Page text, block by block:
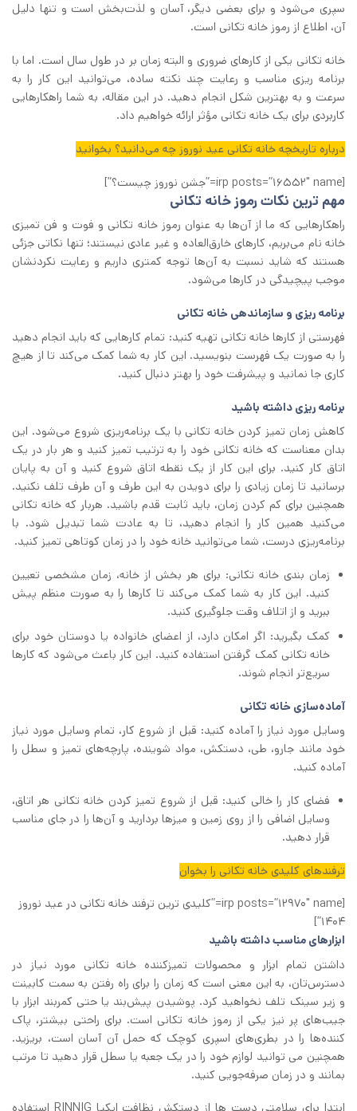
سپری می‌شود و برای بعضی دیگر، آسان و لذت‌بخش است و تنها دلیل
آن، اطلاع از رموز خانه تکانی است.
خانه‌ تکانی یکی از کارهای ضروری و البته زمان ‌بر در طول سال است. اما با
برنامه ‌ریزی مناسب و رعایت چند نکته ساده، می‌توانید این کار را به
سرعت و به بهترین شکل انجام دهید. در این مقاله، به شما راهکارهایی
کاربردی برای یک خانه‌ تکانی مؤثر ارائه خواهیم داد.
درباره تاریخچه خانه تکانی عید نوروز چه می‌دانید؟ بخوانید
[irp posts=”16552″ name=”جشن نوروز چیست؟”]
مهم‌ ترین نکات رموز خانه‌ تکانی
راهکارهایی که ما از آن‌ها به عنوان رموز خانه تکانی و فوت ‌و فن تمیزی
خانه نام می‌بریم، کارهای خارق‌العاده و غیر عادی نیستند؛ تنها نکاتی جزئی
هستند که شاید نسبت به آن‌ها توجه کمتری داریم و رعایت نکردنشان
موجب پیچیدگی در کارها می‌شود.
برنامه ‌ریزی و سازماندهی خانه تکانی
فهرستی از کارها خانه‌ تکانی تهیه کنید: تمام کارهایی که باید انجام دهید
را به صورت یک فهرست بنویسید. این کار به شما کمک می‌کند تا از هیچ
کاری جا نمانید و پیشرفت خود را بهتر دنبال کنید.
برنامه‌ ریزی داشته باشید
کاهش زمان تمیز کردن خانه‌ تکانی با یک برنامه‌ریزی شروع می‌شود. این
بدان معناست که خانه‌ تکانی خود را به ترتیب تمیز کنید و هر بار در یک
اتاق کار کنید. برای این کار از یک نقطه اتاق شروع کنید و آن به پایان
برسانید تا زمان زیادی را برای دویدن به این طرف و آن طرف تلف نکنید.
همچنین برای کم کردن زمان، باید ثابت ‌قدم باشید. هربار که خانه‌ تکانی
می‌کنید همین کار را انجام ‌دهید، تا به عادت شما تبدیل شود. با
برنامه‌ریزی درست، شما می‌توانید خانه خود را در زمان کوتاهی تمیز کنید.
زمان ‌بندی خانه‌ تکانی: برای هر بخش از خانه، زمان مشخصی تعیین
کنید. این کار به شما کمک می‌کند تا کارها را به صورت منظم پیش
ببرید و از اتلاف وقت جلوگیری کنید.
کمک بگیرید: اگر امکان دارد، از اعضای خانواده یا دوستان خود برای
خانه‌ تکانی کمک گرفتن استفاده کنید. این کار باعث می‌شود که کارها
سریع‌تر انجام شوند.
آماده‌سازی خانه‌ تکانی
وسایل مورد نیاز را آماده کنید: قبل از شروع کار، تمام وسایل مورد نیاز
خود مانند جارو، طی، دستکش، مواد شوینده، پارچه‌های تمیز و سطل را
آماده کنید.
فضای کار را خالی کنید: قبل از شروع تمیز کردن خانه‌ تکانی هر اتاق،
وسایل اضافی را از روی زمین و میزها بردارید و آن‌ها را در جای مناسب
قرار دهید.
ترفند‌های کلیدی خانه تکانی را بخوان
[irp posts=”12970″ name=”کلیدی‌ ترین ترفند خانه تکانی در عید نوروز
۱۴۰۴”]
ابزارهای مناسب داشته باشید
داشتن تمام ابزار و محصولات تمیزکننده خانه‌ تکانی مورد نیاز در
دسترس‌تان، به این معنی است که زمان را برای راه رفتن به سمت کابینت
و زیر سینک تلف نخواهید کرد. پوشیدن پیش‌بند یا حتی کمربند ابزار با
جیب‌های پر نیز یکی از رموز خانه‌ تکانی است. برای راحتی بیشتر، پاک
‌کننده‌ها را در بطری‌های اسپری کوچک که حمل آن آسان است، بریزید.
همچنین می توانید لوازم خود را در یک جعبه یا سطل قرار دهید تا مرتب
بمانند و در زمان صرفه‌جویی کنید.